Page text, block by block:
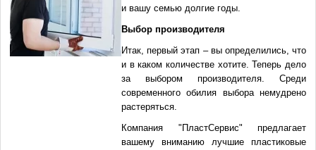
и вашу семью долгие годы.
Выбор производителя
Итак, первый этап – вы определились, что
и в каком количестве хотите. Теперь дело
за выбором производителя. Среди
современного обилия выбора немудрено
растеряться.
Компания "ПластСервис" предлагает
вашему вниманию лучшие пластиковые